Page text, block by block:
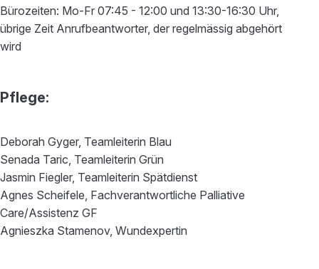
Bürozeiten: Mo-Fr 07:45 - 12:00 und 13:30-16:30 Uhr,
übrige Zeit Anrufbeantworter, der regelmässig abgehört
wird
Pflege:
Deborah Gyger, Teamleiterin Blau
Senada Taric, Teamleiterin Grün
Jasmin Fiegler, Teamleiterin Spätdienst
Agnes Scheifele, Fachverantwortliche Palliative
Care/Assistenz GF
Agnieszka Stamenov, Wundexpertin